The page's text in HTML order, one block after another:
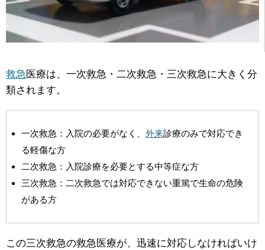
救急 医療は、一次救急・二次救急・三次救急に大きく分
類されます。
一次救急：入院の必要がなく、 外来診療のみで対応でき
る軽傷な方
二次救急：入院診療を必要とする中等症な方
三次救急：二次救急では対応できない重篤で生命の危険
がある方
この三次救急の救急医療が、迅速に対応しなければいけ